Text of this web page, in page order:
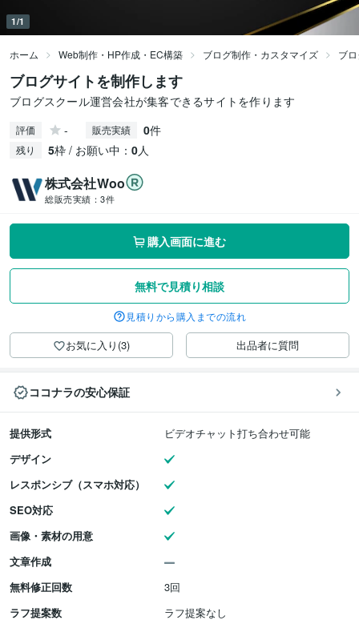
1/1
ホーム Web制作・HP作成・EC構築 ブログ制作・カスタマイズ ブ
ブログサイトを制作します
ブログスクール運営会社が集客できるサイトを作ります
評価 - 販売実績 0件
残り 5枠 / お願い中： 0人
株式会社Woo
総販売実績： 3件
購入画面に進む
無料で見積り相談
見積りから購入までの流れ
お気に入り(3) 出品者に質問
ココナラの安心保証
提供形式
ビデオチャット打ち合わせ可能
デザイン
レスポンシブ（スマホ対応）
SEO対応
画像・素材の用意
文章作成
無料修正回数
3回
ラフ提案数
ラフ提案なし